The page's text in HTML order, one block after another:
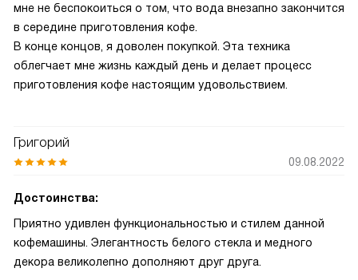
мне не беспокоиться о том, что вода внезапно закончится
в середине приготовления кофе.
В конце концов, я доволен покупкой. Эта техника
облегчает мне жизнь каждый день и делает процесс
приготовления кофе настоящим удовольствием.
Григорий
09.08.2022
Достоинства:
Приятно удивлен функциональностью и стилем данной
кофемашины. Элегантность белого стекла и медного
декора великолепно дополняют друг друга.